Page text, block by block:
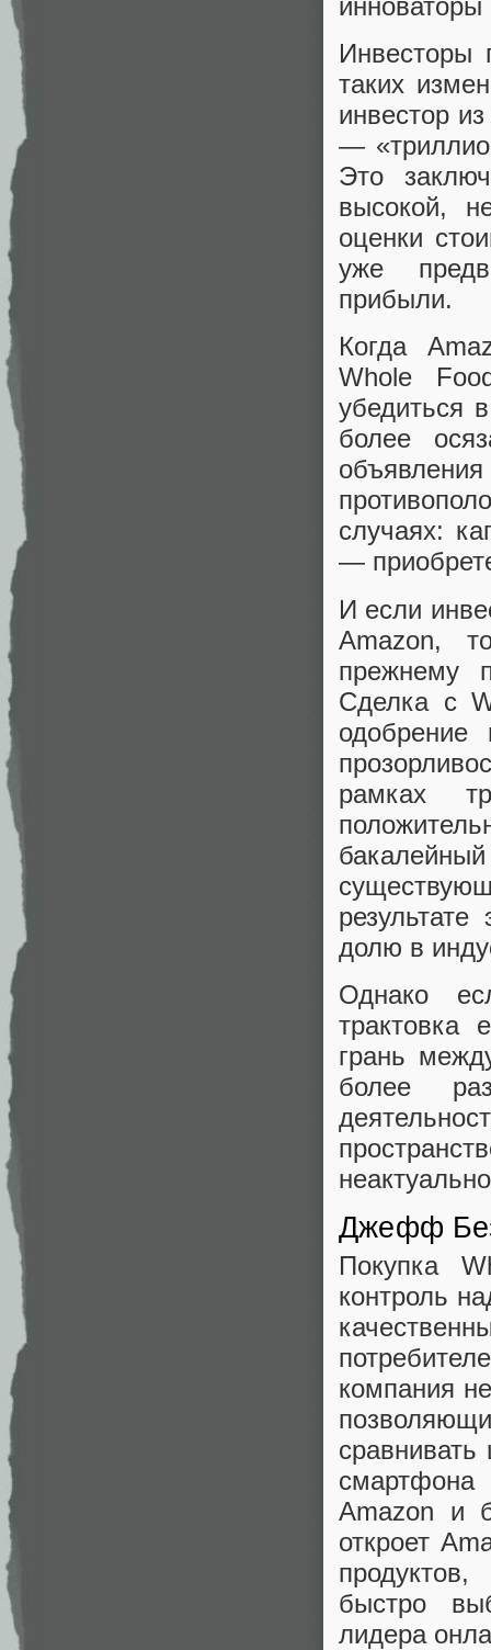
Инвесторы
таких
инвестор
—
Это
высокой,
оценки
уже
прибыли.
Когда
Whole
убедиться
более
случаях:
—
И если
Amazon,
прежнему
Сделка с
одобрение
рамках
долю в
Однако
трактовка
грань
более
Джефф
Покупка
контроль
компания
Amazon и
откроет
быстро
лидера